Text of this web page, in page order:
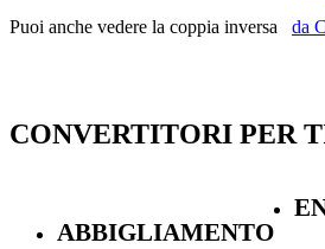
Puoi anche vedere la coppia inversa da
CONVERTITORI PER
ABBIGLIAMENTO